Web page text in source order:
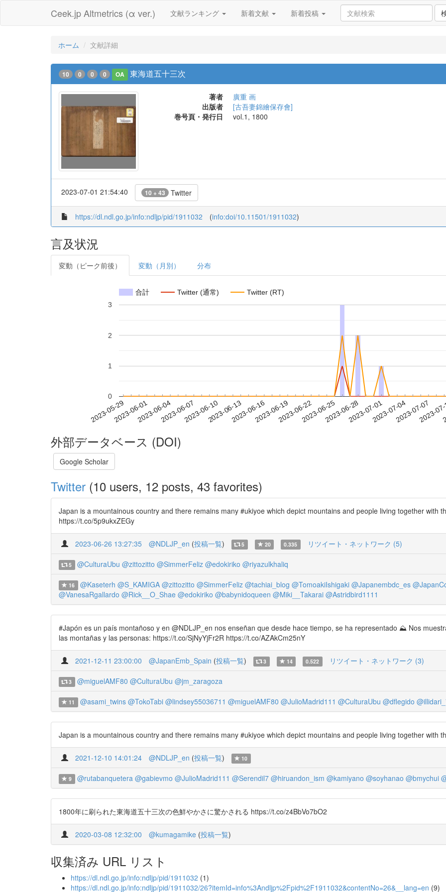
Ceek.jp Altmetrics (α ver.) 文献ランキング 新着文献 新着投稿
ホーム 文献詳細
10 0 0 0 OA 東海道五十三次
著者
廣重 画
出版者
[古吾妻錦繪保存會]
巻号頁・発行日
vol.1, 1800
2023-07-01 21:54:40 10 + 43 Twitter
https://dl.ndl.go.jp/info:ndljp/pid/1911032 (info:doi/10.11501/1911032)
言及状況
変動（ピーク前後） 変動（月別） 分布
合計 Twitter (通常) Twitter (RT)
2023-05-292023-06-012023-06-042023-06-072023-06-102023-06-132023-06-162023-06-192023-06-222023-06-252023-06-282023-07-012023-07-042023-07-07
2023-
0
1
2
3
外部データベース (DOI)
Google Scholar
Twitter (10 users, 12 posts, 43 favorites)
Japan is a mountainous country and there remains many #ukiyoe which depict mountains and people living together with
https://t.co/5p9ukxZEGy
2023-06-26 13:27:35 @NDLJP_en (投稿一覧) 5 20 0.335 リツイート・ネットワーク (5)
5 @CulturaUbu @zittozitto @SimmerFeliz @edokiriko @riyazulkhaliq
16 @Kaseterh @S_KAMIGA @zittozitto @SimmerFeliz @tachiai_blog @TomoakiIshigaki @Japanembdc_es
@VanesaRgallardo @Rick__O_Shae @edokiriko @babynidoqueen @Miki__Takarai @Astridbird1111
#Japón es un país montañoso y en @NDLJP_en nos enseñan que desde hace tiempo, se ha representado ⛰ Nos
las montañas y las personas: https://t.co/SjNyYjFr2R https://t.co/AZAkCm25nY
2021-12-11 23:00:00 @JapanEmb_Spain (投稿一覧) 3 14 0.522 リツイート・ネットワーク (3)
3 @miguelAMF80 @CulturaUbu @jm_zaragoza
11 @asami_twins @TokoTabi @lindsey55036711 @miguelAMF80 @JulioMadrid111 @CulturaUbu @dflegido
Japan is a mountainous country and there remains many #ukiyoe which depict mountains and people living together with
2021-12-10 14:01:24 @NDLJP_en (投稿一覧) 10
9 @rutabanquetera @gabievmo @JulioMadrid111 @Serendil7 @hiruandon_ism @kamiyano @soyhanao @bmychui
1800年に刷られた東海道五十三次の色鮮やかさに驚かされる https://t.co/z4BbVo7bO2
2020-03-08 12:32:00 @kumagamike (投稿一覧)
収集済み URL リスト
https://dl.ndl.go.jp/info:ndljp/pid/1911032 (1)
https://dl.ndl.go.jp/info:ndljp/pid/1911032/26?itemId=info%3Andljp%2Fpid%2F1911032&contentNo=26&__lang=en (9)